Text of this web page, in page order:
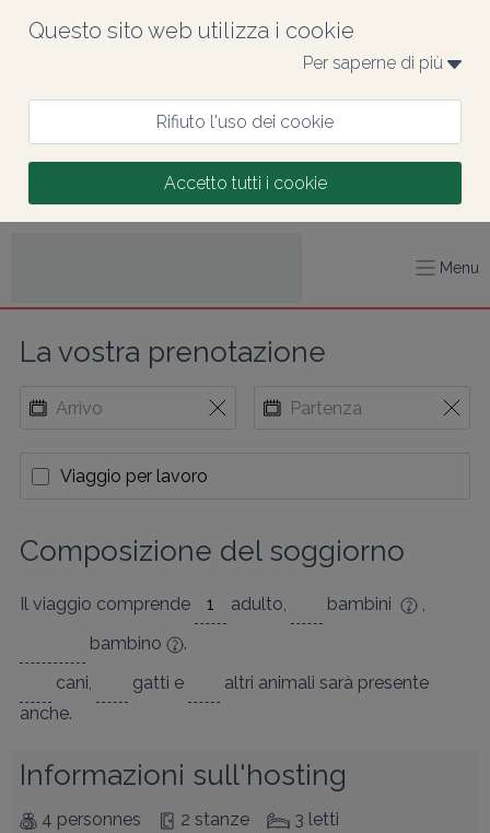
Questo sito web utilizza i cookie
Per saperne di più
Rifiuto l'uso dei cookie
Accetto tutti i cookie
Menu
La vostra prenotazione
Viaggio per lavoro
Composizione del soggiorno
Il viaggio comprende adulto, bambini
,
bambino
.
cani, gatti e altri animali sarà presente
anche.
Informazioni sull'hosting
4 personnes 2 stanze
3 letti